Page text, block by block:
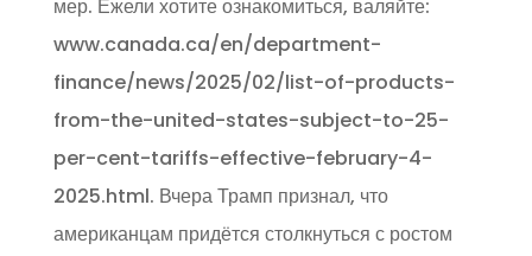
мер. Ежели хотите ознакомиться, валяйте:
www.canada.ca/en/department-
finance/news/2025/02/list-of-products-
from-the-united-states-subject-to-25-
per-cent-tariffs-effective-february-4-
2025.html. Вчера Трамп признал, что
американцам придётся столкнуться с ростом